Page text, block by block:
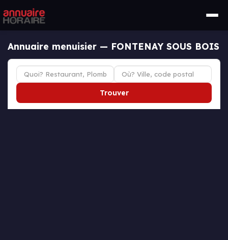
Annuaire menuisier — FONTENAY SOUS BOIS
Trouver